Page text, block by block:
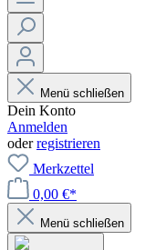
Menü schließen
Dein Konto
Anmelden
oderregistrieren
Merkzettel
0,00 €*
Menü schließen